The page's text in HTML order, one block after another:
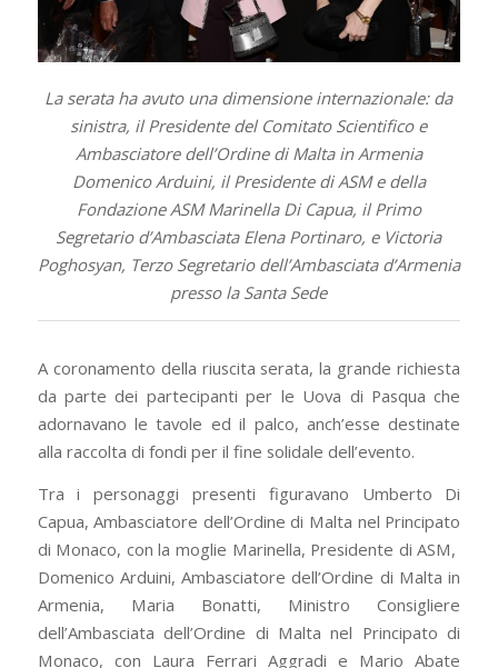
La serata ha avuto una dimensione internazionale: da
sinistra, il Presidente del Comitato Scientifico e
Ambasciatore dell’Ordine di Malta in Armenia
Domenico Arduini, il Presidente di ASM e della
Fondazione ASM Marinella Di Capua, il Primo
Segretario d’Ambasciata Elena Portinaro, e Victoria
Poghosyan, Terzo Segretario dell’Ambasciata d’Armenia
presso la Santa Sede
A coronamento della riuscita serata, la grande richiesta
da parte dei partecipanti per le Uova di Pasqua che
adornavano le tavole ed il palco, anch’esse destinate
alla raccolta di fondi per il fine solidale dell’evento.
Tra i personaggi presenti figuravano Umberto Di
Capua, Ambasciatore dell’Ordine di Malta nel Principato
di Monaco, con la moglie Marinella, Presidente di ASM,
Domenico Arduini, Ambasciatore dell’Ordine di Malta in
Armenia, Maria Bonatti, Ministro Consigliere
dell’Ambasciata dell’Ordine di Malta nel Principato di
Monaco, con Laura Ferrari Aggradi e Mario Abate